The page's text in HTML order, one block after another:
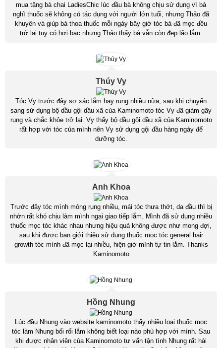
mua tặng bà chai LadiesChic lúc đầu bà không chịu sử dụng vì bà
nghĩ thuốc sẽ không có tác dụng với người lớn tuổi, nhưng Thảo đã
khuyên và giúp bà thoa thuốc mỗi ngày bây giờ tóc bà đã mọc đều
trở lại tuy có hơi bạc nhưng Thảo thấy bà vẫn còn đẹp lão lắm.
Thúy Vy
Tóc Vy trước đây sơ xác lắm hay rụng nhiều nữa, sau khi chuyển
sang sử dụng bộ dầu gội dầu xã của Kaminomoto tóc Vy đã giảm gãy
rụng và chắc khỏe trở lại. Vy thấy bộ dầu gội dầu xã của Kaminomoto
rất hợp với tóc của mình nên Vy sử dụng gội đầu hàng ngày để
dưỡng tóc.
Anh Khoa
Trước đây tóc mình mỏng rụng nhiều, mái tóc thưa thớt, da đầu thì bị
nhờn rất khó chịu làm mình ngại giao tiếp lắm. Mình đã sử dụng nhiều
thuốc mọc tóc khác nhau nhưng hiệu quả không được như mong đợi,
sau khi được bạn giới thiệu sử dụng thuốc mọc tóc general hair
growth tóc mình đã mọc lại nhiều, hiện giờ mình tự tin lắm. Thanks
Kaminomoto
Hồng Nhung
Lúc đầu Nhung vào website kaminomoto thấy nhiều loại thuốc mọc
tóc làm Nhung bối rối lắm không biết loại nào phù hợp với mình. Sau
khi được nhân viên của Kaminomoto tư vấn tận tình Nhung rất hài